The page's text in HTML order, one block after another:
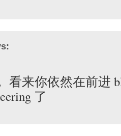
看来你依然在前进
了